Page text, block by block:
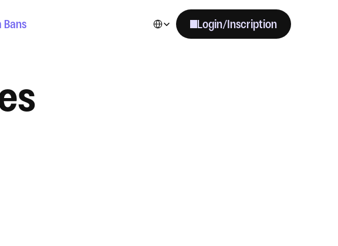
Select LanguageLogin/Inscription